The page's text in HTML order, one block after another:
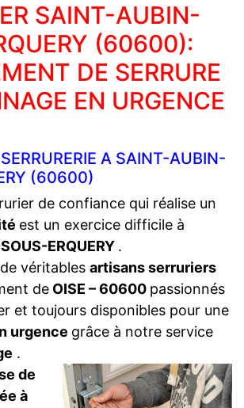
SAINT-AUBIN-
(60600):
DE SERRURE
EN URGENCE
A SAINT-AUBIN-
(60600)
de confiance qui réalise un
est un exercice difficile à
ERQUERY .
véritables artisans serruriers
de OISE – 60600 passionnés
et toujours disponibles pour une
urgence grâce à notre service
.
de
à